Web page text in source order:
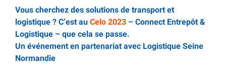
Vous cherchez des solutions de transport et
logistique ? C’est auCelo 2023 – Connect Entrepôt &
Logistique – que cela se passe.
Un événement en partenariat avec Logistique Seine
Normandie